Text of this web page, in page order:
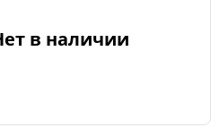
в наличии